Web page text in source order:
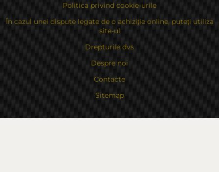
Politica privind cookie-urile
În cazul unei dispute legate de o achiziție online, puteți utiliza
site-ul
Drepturile dvs
Despre noi
Contacte
Sitemap